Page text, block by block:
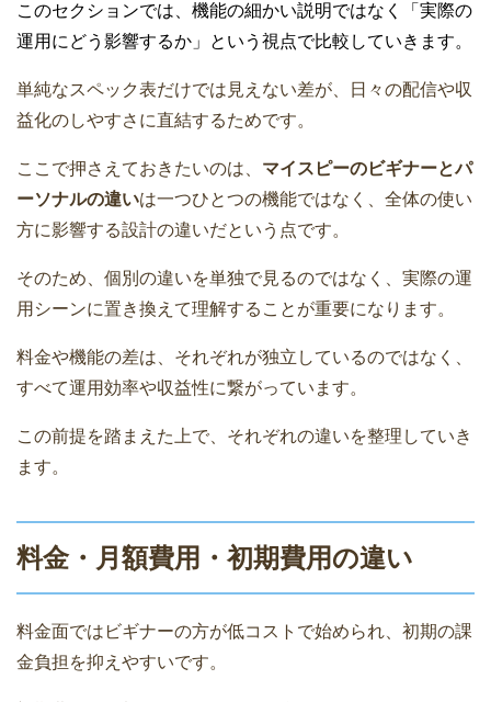
このセクションでは、機能の細かい説明ではなく「実際の
運用にどう影響するか」という視点で比較していきます。
単純なスペック表だけでは見えない差が、日々の配信や収
益化のしやすさに直結するためです。
ここで押さえておきたいのは、 マイスピーのビギナーとパ
ーソナルの違いは一つひとつの機能ではなく、全体の使い
方に影響する設計の違いだという点です。
そのため、個別の違いを単独で見るのではなく、実際の運
用シーンに置き換えて理解することが重要になります。
料金や機能の差は、それぞれが独立しているのではなく、
すべて運用効率や収益性に繋がっています。
この前提を踏まえた上で、それぞれの違いを整理していき
ます。
料金・月額費用・初期費用の違い
料金面ではビギナーの方が低コストで始められ、初期の課
金負担を抑えやすいです。